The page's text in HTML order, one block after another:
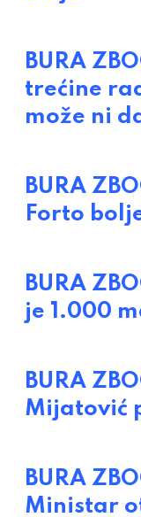
BURA
trećine
može ni
BURA
Forto
BURA
je 1.000
BURA
Mijatović
BURA
Ministar